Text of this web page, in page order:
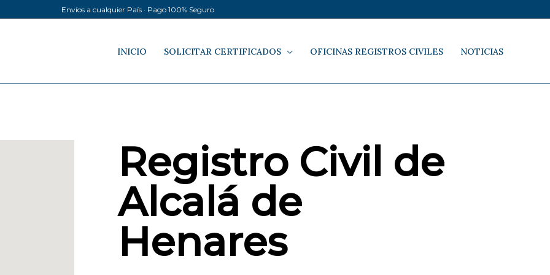
Envíos a cualquier País · Pago 100% Seguro
INICIO SOLICITAR CERTIFICADOS OFICINAS REGISTROS CIVILES NOTICIAS
Registro Civil de
Alcalá de
Henares